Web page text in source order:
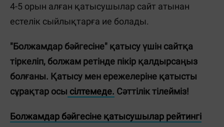
4-5 орын алған қатысушылар сайт атынан
естелік сыйлықтарға ие болады.
"Болжамдар бәйгесіне" қатысу үшін сайтқа
тіркеліп, болжам ретінде пікір қалдырсаңыз
болғаны. Қатысу мен ережелеріне қатысты
сұрақтар осы сілтемеде. Сәттілік тілейміз!
Болжамдар бәйгесіне қатысушылар рейтингі